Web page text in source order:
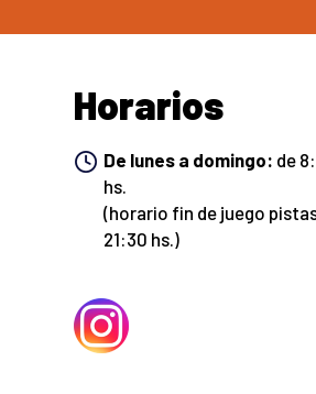
Horarios
De lunes a domingo: de
hs.
(horario fin de juego
21:30 hs.)